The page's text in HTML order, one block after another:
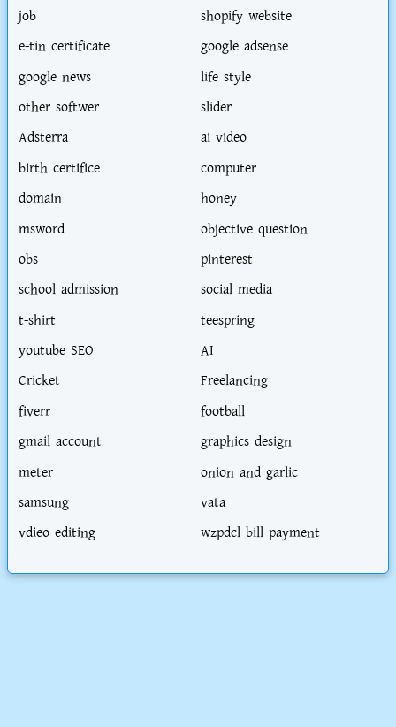
job
shopify website
e-tin certificate
google adsense
google news
life style
other softwer
slider
Adsterra
ai video
birth certifice
computer
domain
honey
msword
objective question
obs
pinterest
school admission
social media
t-shirt
teespring
youtube SEO
AI
Cricket
Freelancing
fiverr
football
gmail account
graphics design
meter
onion and garlic
samsung
vata
vdieo editing
wzpdcl bill payment